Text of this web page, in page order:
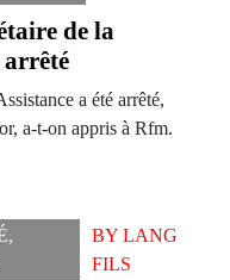
de la
arrêté
a été arrêté,
a-t-on appris à Rfm.
,
BYLANG
FILS